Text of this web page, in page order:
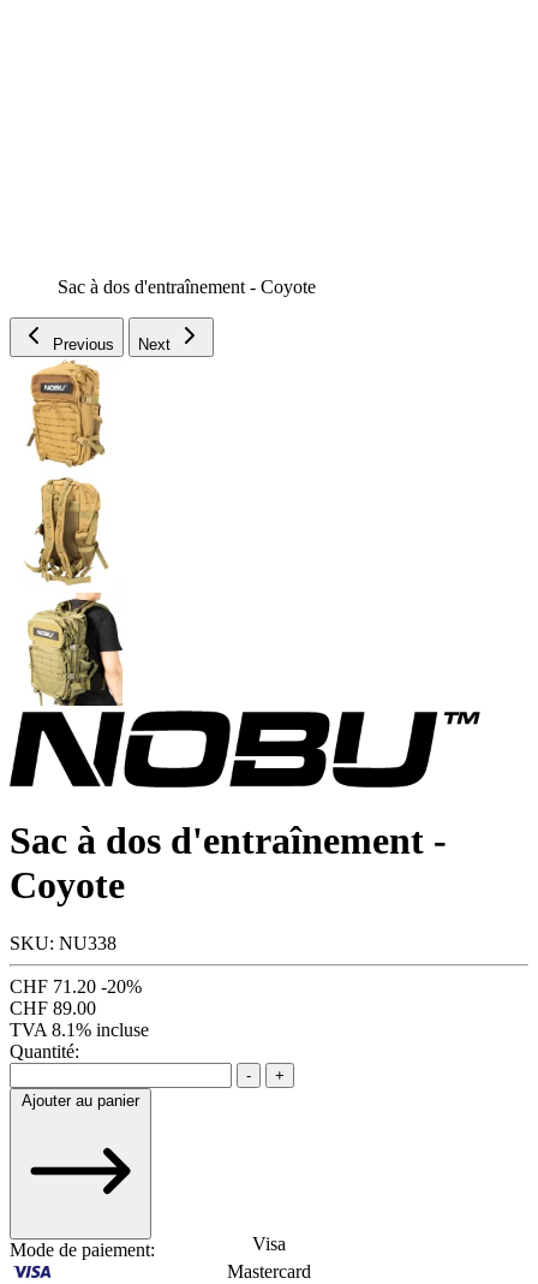
Sac à dos d'entraînement - Coyote
Previous Next
Sac à dos d'entraînement -
Coyote
SKU: NU338
CHF 71.20 -20%
CHF 89.00
TVA 8.1% incluse
Quantité:
-
+
Ajouter au panier
Mode de paiement:
Visa
Mastercard